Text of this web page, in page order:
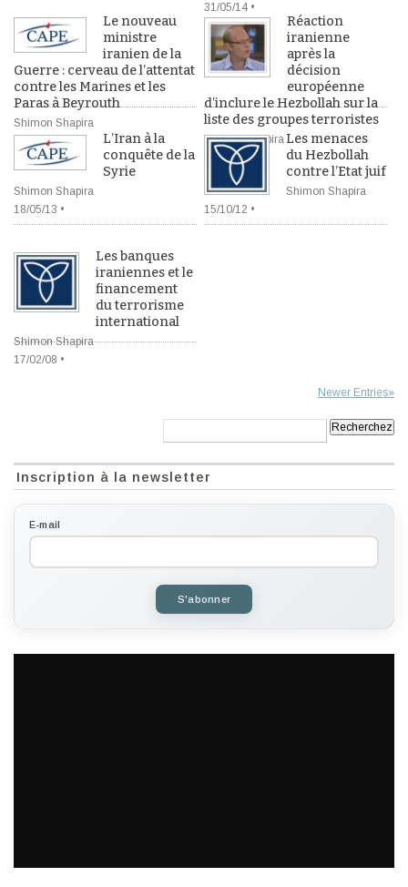
31/05/14 •
Le nouveau
ministre
iranien de la
Guerre : cerveau de l’attentat
contre les Marines et les
Paras à Beyrouth
Shimon Shapira
14/08/13 •
Réaction
iranienne
après la
décision
européenne
d’inclure le Hezbollah sur la
liste des groupes terroristes
Shimon Shapira
31/07/13 •
L’Iran à la
conquête de la
Syrie
Shimon Shapira
18/05/13 •
Les menaces
du Hezbollah
contre l’Etat juif
Shimon Shapira
15/10/12 •
Les banques
iraniennes et le
financement
du terrorisme
international
Shimon Shapira
17/02/08 •
Newer Entries»
Inscription à la newsletter
E-mail
S'abonner